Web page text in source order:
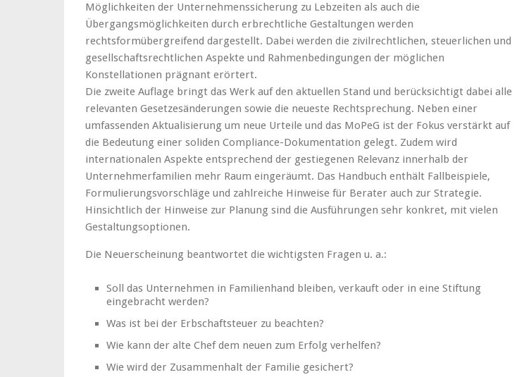
Möglichkeiten der Unternehmenssicherung zu Lebzeiten als auch die
Übergangsmöglichkeiten durch erbrechtliche Gestaltungen werden
rechtsformübergreifend dargestellt. Dabei werden die zivilrechtlichen, steuerlichen und
gesellschaftsrechtlichen Aspekte und Rahmenbedingungen der möglichen
Konstellationen prägnant erörtert.
Die zweite Auflage bringt das Werk auf den aktuellen Stand und berücksichtigt dabei alle
relevanten Gesetzesänderungen sowie die neueste Rechtsprechung. Neben einer
umfassenden Aktualisierung um neue Urteile und das MoPeG ist der Fokus verstärkt auf
die Bedeutung einer soliden Compliance-Dokumentation gelegt. Zudem wird
internationalen Aspekte entsprechend der gestiegenen Relevanz innerhalb der
Unternehmerfamilien mehr Raum eingeräumt. Das Handbuch enthält Fallbeispiele,
Formulierungsvorschläge und zahlreiche Hinweise für Berater auch zur Strategie.
Hinsichtlich der Hinweise zur Planung sind die Ausführungen sehr konkret, mit vielen
Gestaltungsoptionen.
Die Neuerscheinung beantwortet die wichtigsten Fragen u. a.:
Soll das Unternehmen in Familienhand bleiben, verkauft oder in eine Stiftung
eingebracht werden?
Was ist bei der Erbschaftsteuer zu beachten?
Wie kann der alte Chef dem neuen zum Erfolg verhelfen?
Wie wird der Zusammenhalt der Familie gesichert?